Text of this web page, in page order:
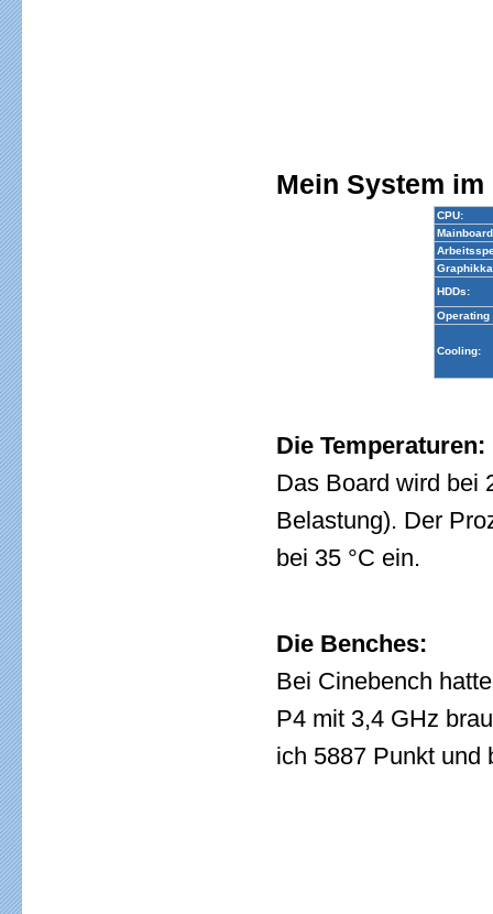
Mein System
CPU:
HDDs:
Operating
Cooling:
Die Temperaturen:
Das Board wird bei
Belastung). Der
bei 35 °C ein.
Die Benches:
Bei Cinebench
P4 mit 3,4 GHz
ich 5887 Punkt und